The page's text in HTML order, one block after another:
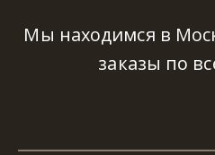
Мы находимся в
заказы по